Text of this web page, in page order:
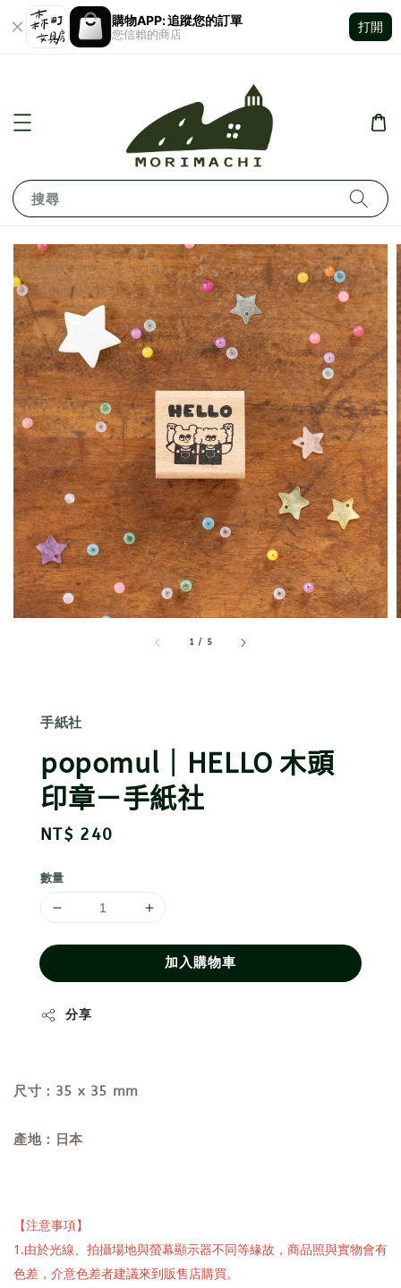
購物APP: 追蹤您的訂單
您信賴的商店
打開
搜尋
1 / 5
手紙社
popomul｜HELLO 木頭
印章－手紙社
Regular
NT$ 240
數量
加入購物車
分享
尺寸：35 x 35 mm
產地：日本
【注意事項】
1.由於光線、拍攝場地與螢幕顯示器不同等緣故，商品照與實物會有
色差，介意色差者建議來到販售店購買。